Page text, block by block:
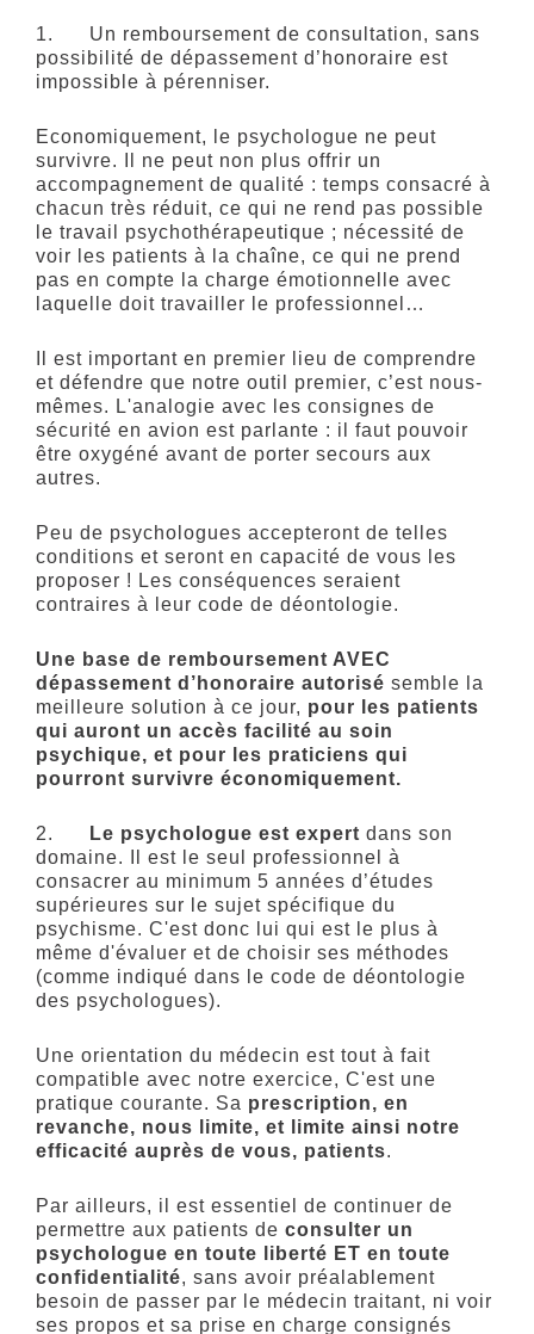
1. Un remboursement de consultation, sans
possibilité de dépassement d’honoraire est
impossible à pérenniser.
Economiquement, le psychologue ne peut
survivre. Il ne peut non plus offrir un
accompagnement de qualité : temps consacré à
chacun très réduit, ce qui ne rend pas possible
le travail psychothérapeutique ; nécessité de
voir les patients à la chaîne, ce qui ne prend
pas en compte la charge émotionnelle avec
laquelle doit travailler le professionnel…
Il est important en premier lieu de comprendre
et défendre que notre outil premier, c’est nous-
mêmes. L'analogie avec les consignes de
sécurité en avion est parlante : il faut pouvoir
être oxygéné avant de porter secours aux
autres.
Peu de psychologues accepteront de telles
conditions et seront en capacité de vous les
proposer ! Les conséquences seraient
contraires à leur code de déontologie.
Une base de remboursement AVEC
dépassement d’honoraire autorisé semble la
meilleure solution à ce jour, pour les patients
qui auront un accès facilité au soin
psychique, et pour les praticiens qui
pourront survivre économiquement.
2. Le psychologue est expert dans son
domaine. Il est le seul professionnel à
consacrer au minimum 5 années d’études
supérieures sur le sujet spécifique du
psychisme. C'est donc lui qui est le plus à
même d'évaluer et de choisir ses méthodes
(comme indiqué dans le code de déontologie
des psychologues).
Une orientation du médecin est tout à fait
compatible avec notre exercice, C'est une
pratique courante. Sa prescription, en
revanche, nous limite, et limite ainsi notre
efficacité auprès de vous, patients.
Par ailleurs, il est essentiel de continuer de
permettre aux patients de consulter un
psychologue en toute liberté ET en toute
confidentialité, sans avoir préalablement
besoin de passer par le médecin traitant, ni voir
ses propos et sa prise en charge consignés